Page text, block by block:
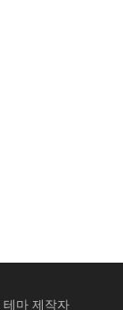
테마 제작자